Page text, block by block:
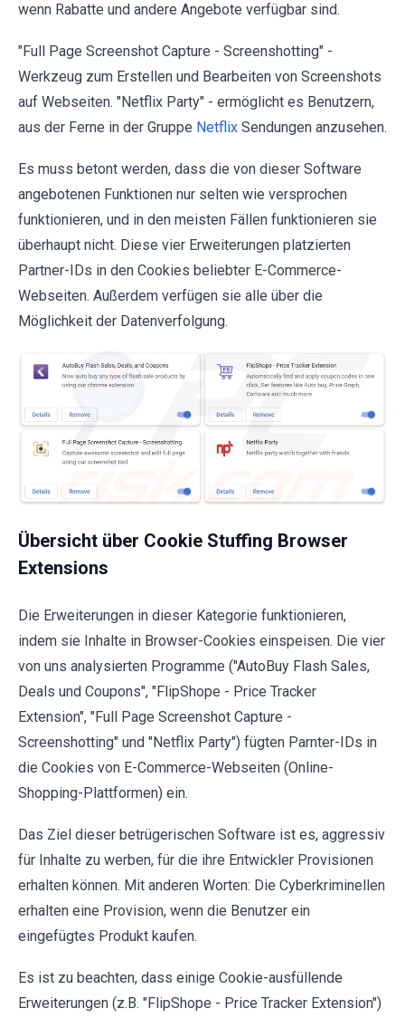
wenn Rabatte und andere Angebote verfügbar sind.
"Full Page Screenshot Capture - Screenshotting" -
Werkzeug zum Erstellen und Bearbeiten von Screenshots
auf Webseiten. "Netflix Party" - ermöglicht es Benutzern,
aus der Ferne in der Gruppe Netflix Sendungen anzusehen.
Es muss betont werden, dass die von dieser Software
angebotenen Funktionen nur selten wie versprochen
funktionieren, und in den meisten Fällen funktionieren sie
überhaupt nicht. Diese vier Erweiterungen platzierten
Partner-IDs in den Cookies beliebter E-Commerce-
Webseiten. Außerdem verfügen sie alle über die
Möglichkeit der Datenverfolgung.
Übersicht über Cookie Stuffing Browser
Extensions
Die Erweiterungen in dieser Kategorie funktionieren,
indem sie Inhalte in Browser-Cookies einspeisen. Die vier
von uns analysierten Programme ("AutoBuy Flash Sales,
Deals und Coupons", "FlipShope - Price Tracker
Extension", "Full Page Screenshot Capture -
Screenshotting" und "Netflix Party") fügten Parnter-IDs in
die Cookies von E-Commerce-Webseiten (Online-
Shopping-Plattformen) ein.
Das Ziel dieser betrügerischen Software ist es, aggressiv
für Inhalte zu werben, für die ihre Entwickler Provisionen
erhalten können. Mit anderen Worten: Die Cyberkriminellen
erhalten eine Provision, wenn die Benutzer ein
eingefügtes Produkt kaufen.
Es ist zu beachten, dass einige Cookie-ausfüllende
Erweiterungen (z.B. "FlipShope - Price Tracker Extension")